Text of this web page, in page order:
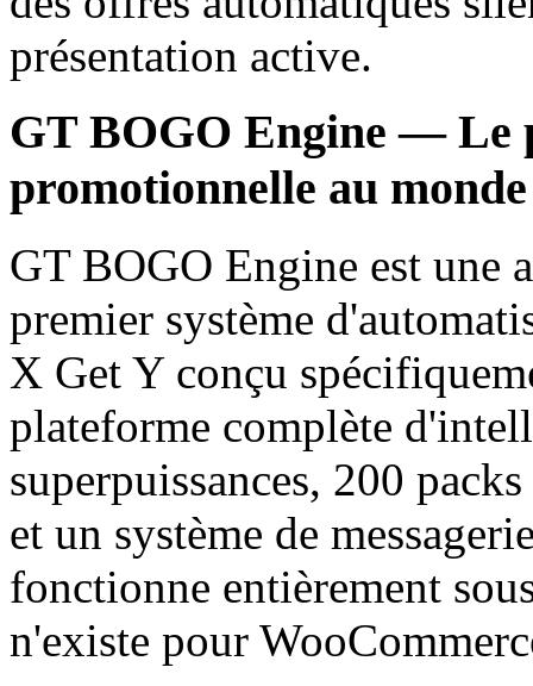
présentation active.
GT BOGO Engine — Le
promotionnelle au monde
GT BOGO Engine est une
premier système
X Get Y conçu
plateforme complète
superpuissances, 200
et un système de
fonctionne entièrement
n'existe pour